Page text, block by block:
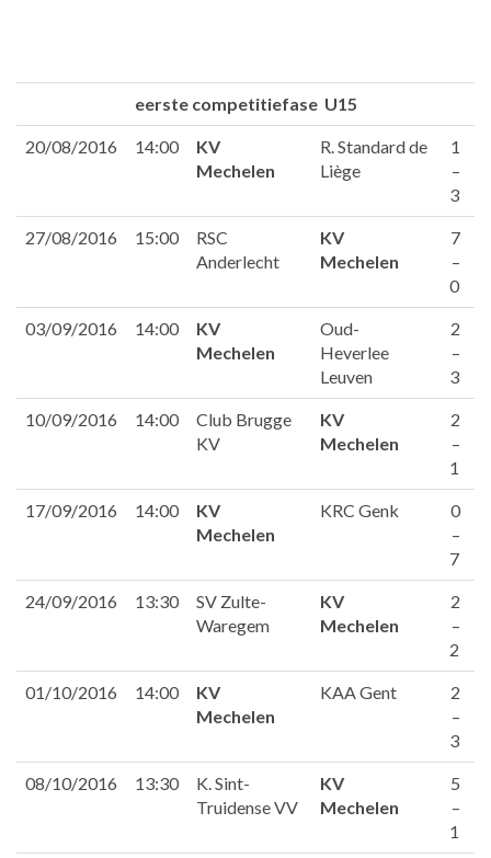
eerste competitiefase U15
20/08/2016 14:00
KV
Mechelen
R. Standard de
Liège
1
–
3
27/08/2016 15:00
RSC
Anderlecht
KV
Mechelen
7
–
0
03/09/2016 14:00
KV
Mechelen
Oud-
Heverlee
Leuven
2
–
3
10/09/2016 14:00
Club Brugge
KV
KV
Mechelen
2
–
1
17/09/2016 14:00
KV
Mechelen
KRC Genk
0
–
7
24/09/2016 13:30
SV Zulte-
Waregem
KV
Mechelen
2
–
2
01/10/2016 14:00
KV
Mechelen
KAA Gent
2
–
3
08/10/2016 13:30
K. Sint-
Truidense VV
KV
Mechelen
5
–
1